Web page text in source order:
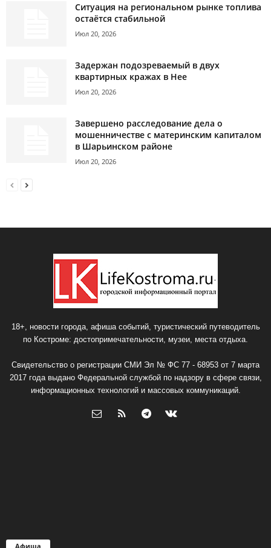
Ситуация на региональном рынке топлива
остаётся стабильной
Июл 20, 2026
Задержан подозреваемый в двух
квартирных кражах в Нее
Июл 20, 2026
Завершено расследование дела о
мошенничестве с материнским капиталом
в Шарьинском районе
Июл 20, 2026
18+, новости города, афиша событий, туристический путеводитель
по Костроме: достопримечательности, музеи, места отдыха.
Свидетельство о регистрации СМИ Эл № ФС 77 - 68953 от 7 марта
2017 года выдано Федеральной службой по надзору в сфере связи,
информационных технологий и массовых коммуникаций.
Афиша